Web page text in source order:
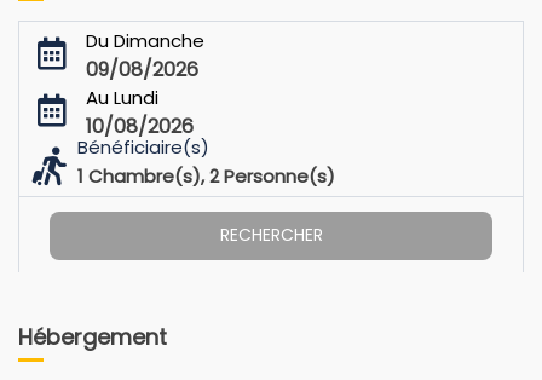
Du Dimanche
09/08/2026
Au Lundi
10/08/2026
Bénéficiaire(s)
1 Chambre(s),2Personne(s)
RECHERCHER
Hébergement